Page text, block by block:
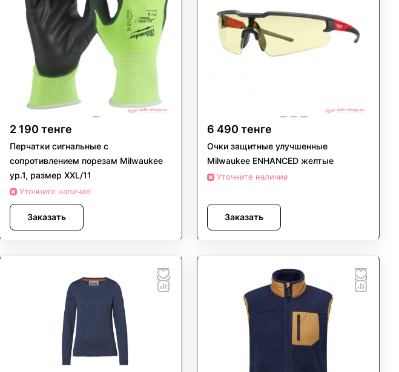
2 190 тенге
Перчатки сигнальные с
сопротивлением порезам Milwaukee
ур.1, размер XXL/11
Уточните наличие
Заказать
6 490 тенге
Очки защитные улучшенные
Milwaukee ENHANCED желтые
Уточните наличие
Заказать